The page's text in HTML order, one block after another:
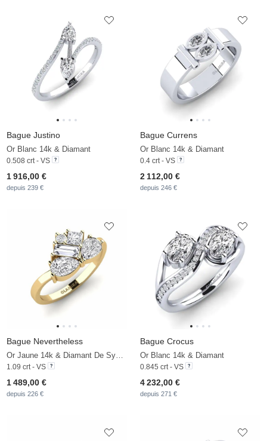
Bague Justino
Or Blanc 14k & Diamant
0.508 crt - VS
1 916,00 €
depuis 239 €
Bague Currens
Or Blanc 14k & Diamant
0.4 crt - VS
2 112,00 €
depuis 246 €
Bague Nevertheless
1.09 crt - VS
1 489,00 €
depuis 226 €
Bague Crocus
Or Blanc 14k & Diamant
0.845 crt - VS
4 232,00 €
depuis 271 €